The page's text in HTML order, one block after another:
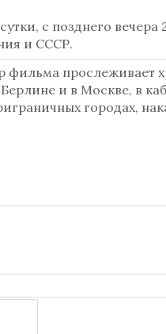
с позднего
и СССР.
фильма прослеживает
и в Москве, в
городах,